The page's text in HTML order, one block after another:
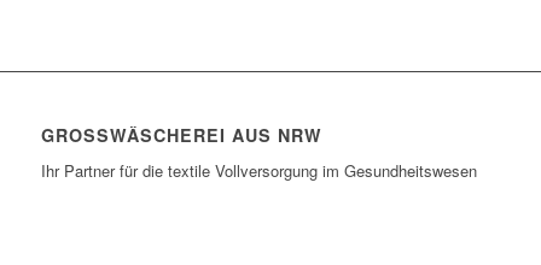
GROSSWÄSCHEREI AUS NRW
Ihr Partner für die textile Vollversorgung im Gesundheitswesen